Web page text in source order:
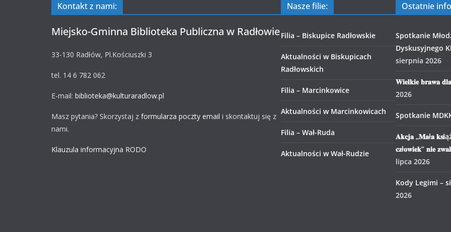
Kontakt z nami:
Miejsko-Gminna Biblioteka Publiczna w Radłowie
33-130 Radłów, Pl.Kościuszki 3
tel. 14 6 782 062
E-mail: biblioteka@kulturaradlow.pl
Masz pytania? Skorzystaj z formularza poczty email i skontaktuj się z
nami.
Klauzula informacyjna RODO
Nasze filie:
Filia – Biskupice Radłowskie
Aktualności w Biskupicach
Radłowskich
Filia – Marcinkowice
Aktualności w Marcinkowicach
Filia – Wał-Ruda
Aktualności w Wał-Rudzie
Ostatnie
Spotkanie
Dyskusyjnego
sierpnia 2026
𝐖𝐢𝐞𝐥𝐤𝐢𝐞 𝐛𝐫𝐚𝐰𝐚
2026
Spotkanie
𝐀𝐤𝐜𝐣𝐚 „𝐌𝐚ł𝐚
𝐜𝐳ł𝐨𝐰𝐢𝐞𝐤” 𝐧𝐢𝐞
lipca 2026
Kody Legimi –
2026